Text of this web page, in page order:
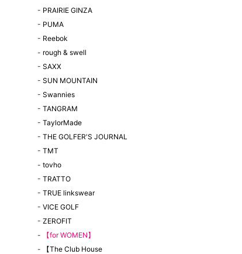
- PRAIRIE GINZA
- PUMA
- Reebok
- rough & swell
- SAXX
- SUN MOUNTAIN
- Swannies
- TANGRAM
- TaylorMade
- THE GOLFER'S JOURNAL
- TMT
- tovho
- TRATTO
- TRUE linkswear
- VICE GOLF
- ZEROFIT
-
【for WOMEN】
-
【The Club House